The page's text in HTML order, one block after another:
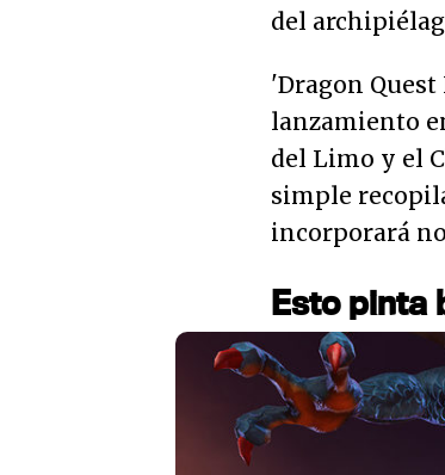
del
'Dragon
lanzamiento
del Limo y el
simple
incorporará
Esto pinta